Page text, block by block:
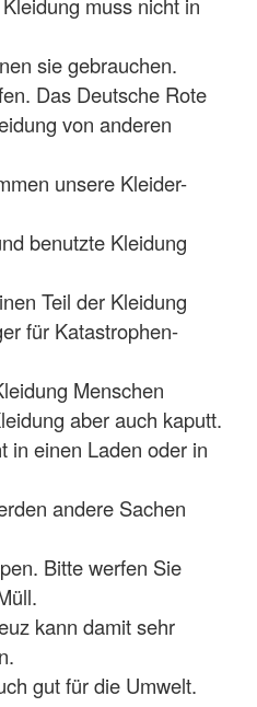
muss nicht in
sie gebrauchen.
Das Deutsche Rote
von anderen
unsere Kleider-
benutzte Kleidung
Teil der Kleidung
für Katastrophen-
Menschen
aber auch kaputt.
in einen Laden oder in
andere Sachen
Bitte werfen Sie
kann damit sehr
gut für die Umwelt.